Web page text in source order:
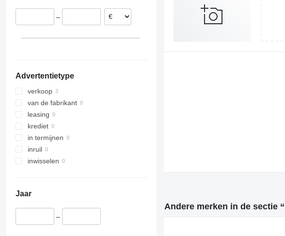
–
Advertentietype
verkoop
van de fabrikant
leasing
krediet
in termijnen
inruil
inwisselen
Jaar
–
Andere merken in de sectie